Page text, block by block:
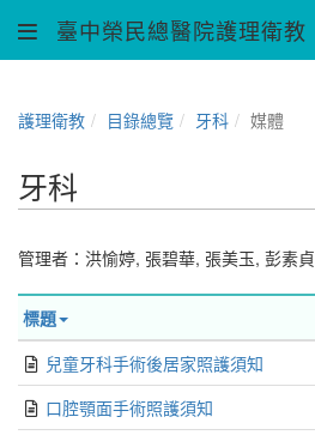
臺中榮民總醫院護理衛教
護理衛教 目錄總覽 牙科 媒體
牙科
管理者： 洪愉婷, 張碧華, 張美玉, 彭素貞
標題
兒童牙科手術後居家照護須知
口腔顎面手術照護須知